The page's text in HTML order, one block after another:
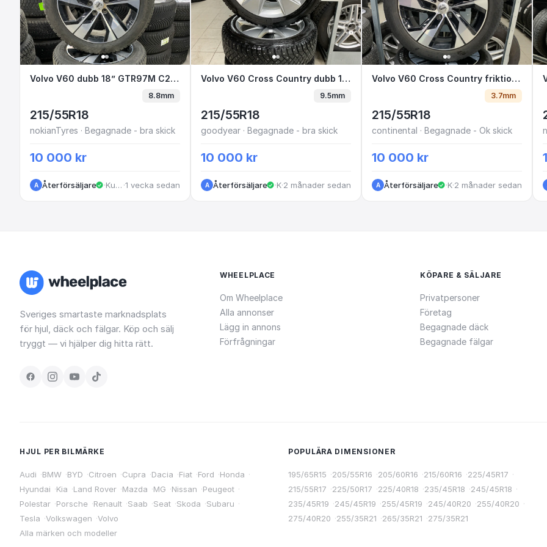
Volvo V60 dubb 18” GTR97M C2-4
Volvo V60 dubb 18” GTR97M C2-4
8.8mm
215/55R18
nokianTyres · Begagnade - bra skick
10 000 kr
A Återförsäljare · Kungälv ·1 vecka sedan
Volvo V60 Cross Country dubb 18” LEC51J E1-4
Volvo V60 Cross Country dubb 18” LEC51J E1-4
9.5mm
215/55R18
goodyear · Begagnade - bra skick
10 000 kr
A Återförsäljare · Kungälv
·2 månader sedan
Volvo V60 Cross Country
Volvo V60 Cross Country friktion 18” PSN64X J1-8
3.7mm
215/55R18
continental · Begagnade - Ok skick
10 000 kr
A Återförsäljare · Kungälv
·2 månader sedan
Sveriges smartaste marknadsplats
för hjul, däck och fälgar. Köp och sälj
tryggt — vi hjälper dig hitta rätt.
WHEELPLACE
Om Wheelplace
Alla annonser
Lägg in annons
Förfrågningar
KÖPARE & SÄLJARE
Privatpersoner
Företag
Begagnade däck
Begagnade fälgar
HJUL PER BILMÄRKE
Audi ·BMW ·BYD ·Citroen ·Cupra ·Dacia ·Fiat ·Ford ·Honda ·
Hyundai ·Kia ·Land Rover ·Mazda ·MG ·Nissan ·Peugeot ·
Polestar ·Porsche ·Renault ·Saab ·Seat ·Skoda ·Subaru ·
Tesla ·Volkswagen ·Volvo
Alla märken och modeller
POPULÄRA DIMENSIONER
195/65R15 ·205/55R16 ·205/60R16 ·215/60R16 ·225/45R17 ·
215/55R17 ·225/50R17 ·225/40R18 ·235/45R18 ·245/45R18 ·
235/45R19 ·245/45R19 ·255/45R19 ·245/40R20 ·255/40R20 ·
275/40R20 ·255/35R21 ·265/35R21 ·275/35R21